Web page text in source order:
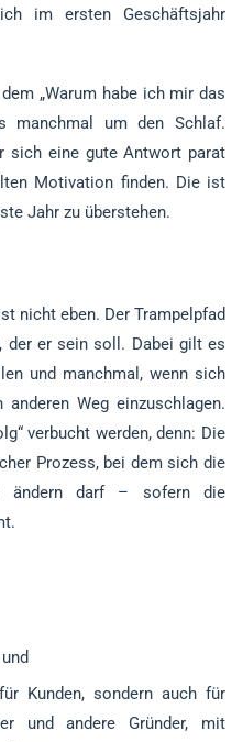
im ersten Geschäftsjahr
„Warum habe ich mir das
manchmal um den Schlaf.
sich eine gute Antwort parat
Motivation finden. Die ist
Jahr zu überstehen.
nicht eben. Der Trampelpfad
der er sein soll. Dabei gilt es
und manchmal, wenn sich
Weg einzuschlagen.
verbucht werden, denn: Die
Prozess, bei dem sich die
ändern darf – sofern die
Kunden, sondern auch für
und andere Gründer, mit